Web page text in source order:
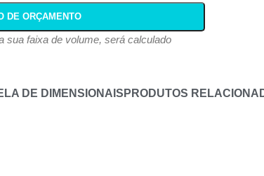
DE ORÇAMENTO
sua faixa de volume, será calculado
DE DIMENSIONAIS PRODUTOS